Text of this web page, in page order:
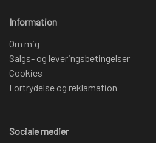
Information
Om mig
Salgs- og leveringsbetingelser
Cookies
Fortrydelse og reklamation
Sociale medier